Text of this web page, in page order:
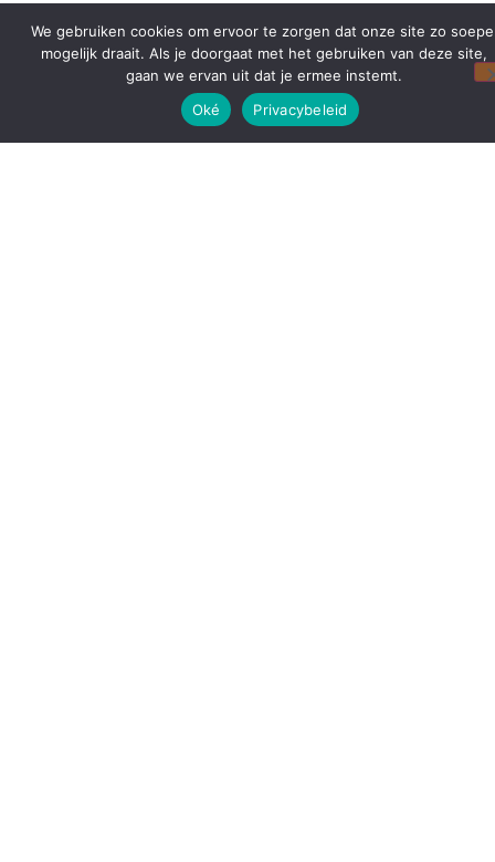
We gebruiken cookies om ervoor te zorgen dat onze site zo
mogelijk draait. Als je doorgaat met het gebruiken van deze site,
gaan we ervan uit dat je ermee instemt.
Oké
Privacybeleid